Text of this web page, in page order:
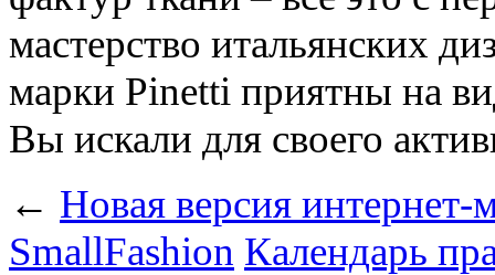
мастерство итальянских
марки Pinetti приятны на
Вы искали для своего
← Новая версия интернет-
SmallFashion Календарь